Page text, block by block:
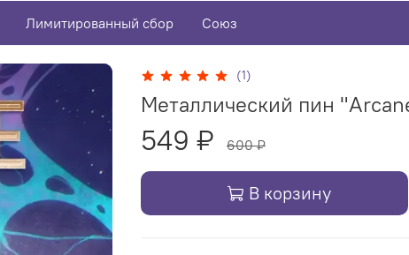
Лимитированный сбор Союз
(1)
Металлический пин
549 ₽ 600 ₽
В корзину